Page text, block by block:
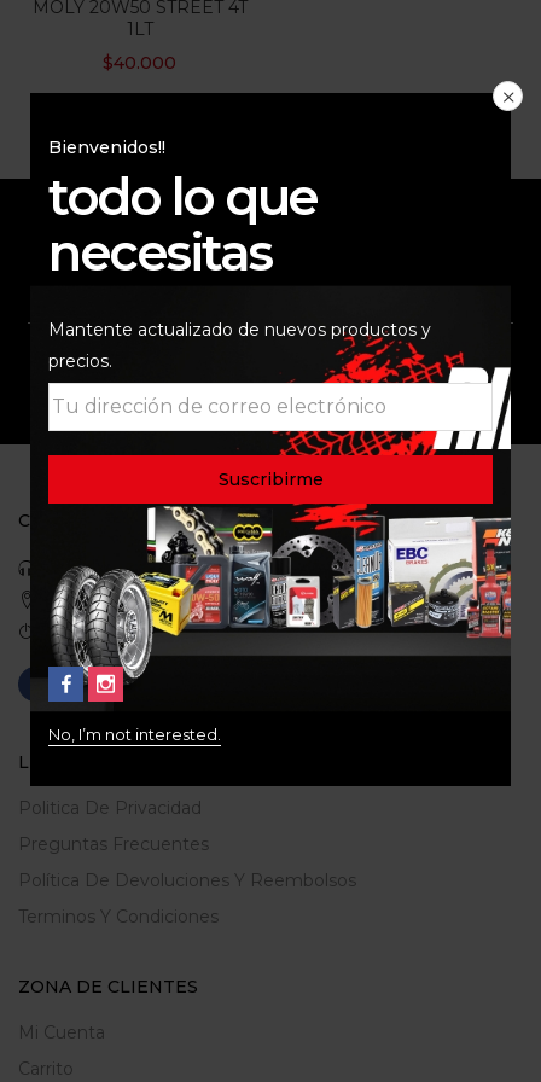
MOLY 20W50 STREET 4T
1LT
$40.000
Bienvenidos!!
todo lo que
necesitas
Mantente actualizado de nuevos productos y
precios.
No, I’m not interested.
ENVÍO RAPIDO Y
SOPORTE COMUNIDAD
CONTACTO
Celular: 3113422933
Medellin, Colombia
Correo: gerencia@ridershouse.co
LEGALES
Politica De Privacidad
Preguntas Frecuentes
Política De Devoluciones Y Reembolsos
Terminos Y Condiciones
ZONA DE CLIENTES
Mi Cuenta
Carrito